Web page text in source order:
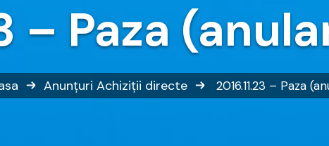
– Paza
Anunțuri Achiziții directe 2016.11.23 – Paza